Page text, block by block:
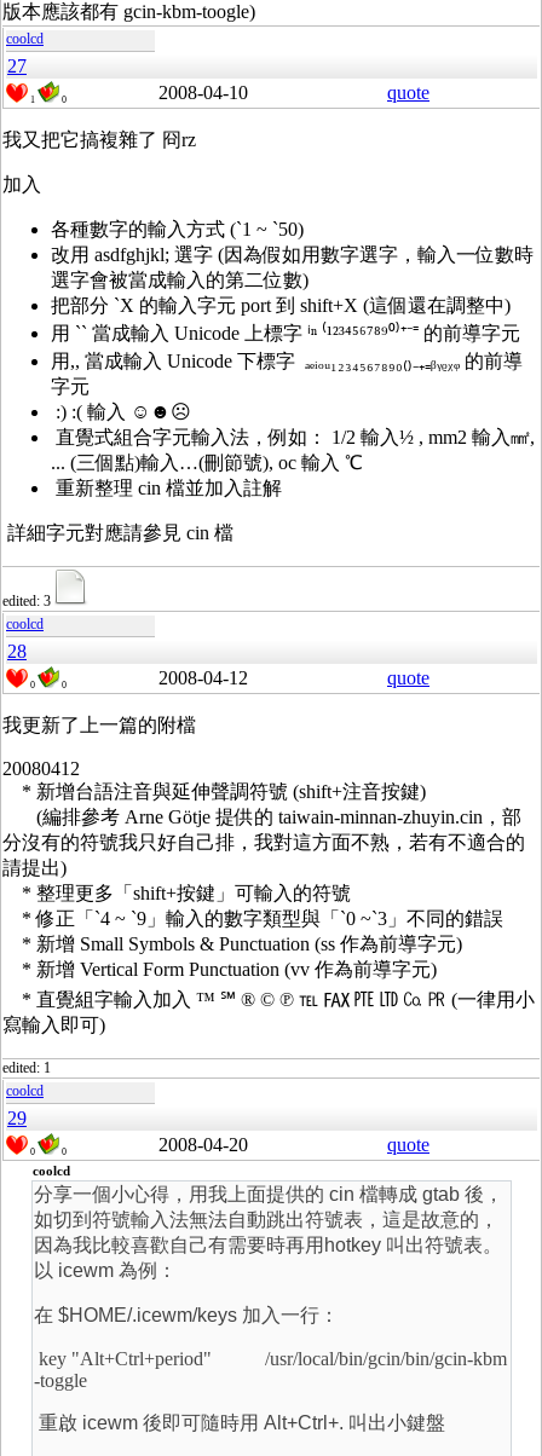
版本應該都有 gcin-kbm-toogle)
coolcd
27
1 0 2008-04-10 quote
我又把它搞複雜了 冏rz
加入
各種數字的輸入方式 (`1 ~ `50)
改用 asdfghjkl; 選字 (因為假如用數字選字，輸入一位數時
選字會被當成輸入的第二位數)
把部分 `X 的輸入字元 port 到 shift+X (這個還在調整中)
用 `` 當成輸入 Unicode 上標字 ⁱⁿ ⁽¹²³⁴⁵⁶⁷⁸⁹⁰⁾⁺⁻⁼ 的前導字元
用,, 當成輸入 Unicode 下標字 ₐₑᵢₒᵤ₁₂₃₄₅₆₇₈₉₀₍₎₋₊₌ᵦᵧᵨᵪᵩ 的前導
字元
:) :( 輸入 ☺☻☹
直覺式組合字元輸入法，例如： 1/2 輸入½ , mm2 輸入㎟,
... (三個點)輸入…(刪節號), oc 輸入 ℃
重新整理 cin 檔並加入註解
詳細字元對應請參見 cin 檔
edited: 3
coolcd
28
0 0 2008-04-12 quote
我更新了上一篇的附檔
20080412
* 新增台語注音與延伸聲調符號 (shift+注音按鍵)
(編排參考 Arne Götje 提供的 taiwain-minnan-zhuyin.cin，部
分沒有的符號我只好自己排，我對這方面不熟，若有不適合的
請提出)
* 整理更多「shift+按鍵」可輸入的符號
* 修正「`4 ~ `9」輸入的數字類型與「`0 ~`3」不同的錯誤
* 新增 Small Symbols & Punctuation (ss 作為前導字元)
* 新增 Vertical Form Punctuation (vv 作為前導字元)
* 直覺組字輸入加入 ™ ℠ ® © ℗ ℡ ℻ ㉐ ㋏ ㏇ ㏚ (一律用小
寫輸入即可)
edited: 1
coolcd
29
0 0 2008-04-20 quote
coolcd
分享一個小心得，用我上面提供的 cin 檔轉成 gtab 後，
如切到符號輸入法無法自動跳出符號表，這是故意的，
因為我比較喜歡自己有需要時再用hotkey 叫出符號表。
以 icewm 為例：
在 $HOME/.icewm/keys 加入一行：
key "Alt+Ctrl+period" /usr/local/bin/gcin/bin/gcin-kbm
-toggle
重啟 icewm 後即可隨時用 Alt+Ctrl+. 叫出小鍵盤